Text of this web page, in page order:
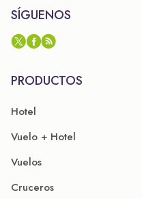
SÍGUENOS
PRODUCTOS
Hotel
Vuelo + Hotel
Vuelos
Cruceros